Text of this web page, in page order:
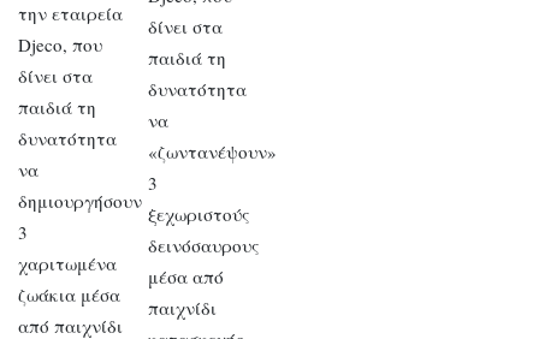
την εταιρεία
Djeco, που
δίνει στα
παιδιά τη
δυνατότητα
να
δημιουργήσουν
3
χαριτωμένα
ζωάκια μέσα
από παιχνίδι
δίνει στα
παιδιά τη
δυνατότητα
να
«ζωντανέψουν»
3
ξεχωριστούς
δεινόσαυρους
μέσα από
παιχνίδι